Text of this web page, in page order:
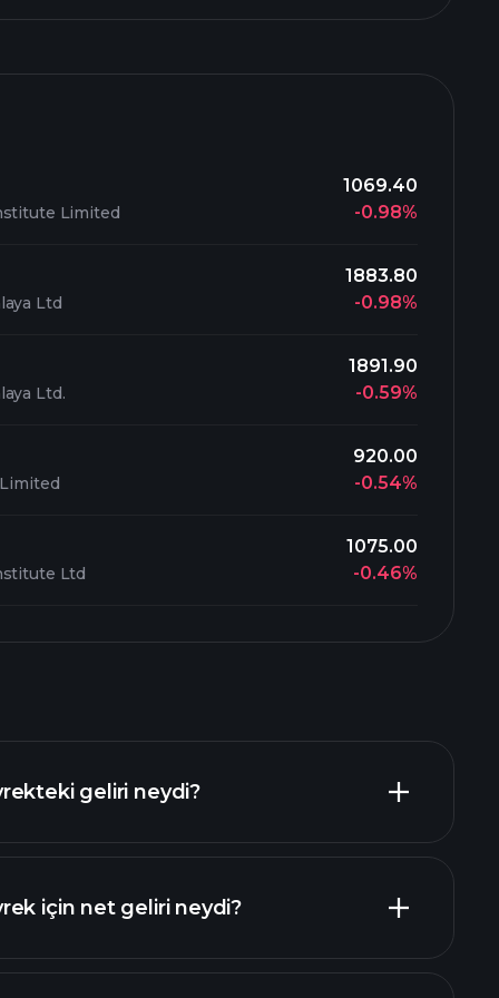
Limited
1069.40
-0.98%
Ltd
1883.80
-0.98%
Ltd.
1891.90
-0.59%
920.00
-0.54%
Ltd
1075.00
-0.46%
geliri neydi?
için net geliri neydi?